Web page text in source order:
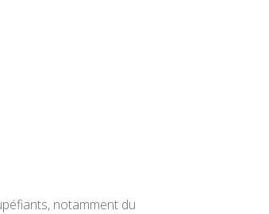
notamment du